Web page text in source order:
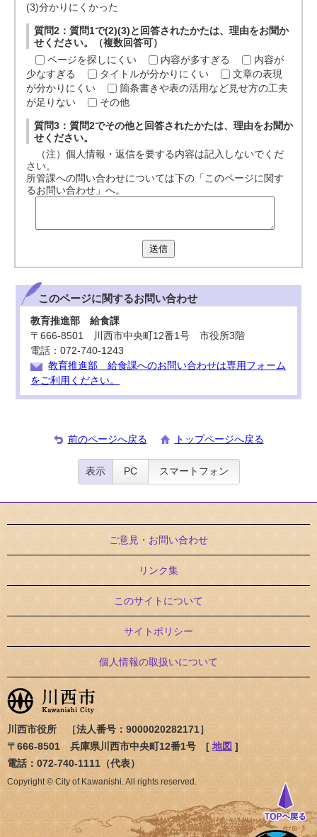
(3)分かりにくかった
質問2：質問1で(2)(3)と回答されたかたは、理由をお聞か
せください。（複数回答可）
ページを探しにくい
内容が多すぎる
内容が
少なすぎる
タイトルが分かりにくい
文章の表現
が分かりにくい
箇条書きや表の活用など見せ方の工夫
が足りない
その他
質問3：質問2でその他と回答されたかたは、理由をお聞か
せください。
（注）個人情報・返信を要する内容は記入しないでくだ
さい。
所管課への問い合わせについては下の「このページに関す
るお問い合わせ」へ。
送信
このページに関するお問い合わせ
教育推進部 給食課
〒666-8501 川西市中央町12番1号 市役所3階
電話：072-740-1243
教育推進部 給食課へのお問い合わせは専用フォーム
をご利用ください。
前のページへ戻る トップページへ戻る
表示 PC スマートフォン
ご意見・お問い合わせ
リンク集
このサイトについて
サイトポリシー
個人情報の取扱いについて
川西市役所 ［法人番号：9000020282171］
〒666-8501 兵庫県川西市中央町12番1号 [ 地図 ]
電話：072-740-1111（代表）
Copyright © City of Kawanishi. All rights reserved.